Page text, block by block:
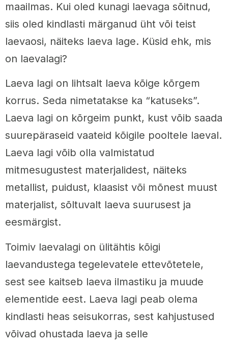
maailmas. Kui oled kunagi laevaga sõitnud,
siis oled kindlasti märganud üht või teist
laevaosi, näiteks laeva lage. Küsid ehk, mis
on laevalagi?
Laeva lagi on lihtsalt laeva kõige kõrgem
korrus. Seda nimetatakse ka “katuseks”.
Laeva lagi on kõrgeim punkt, kust võib saada
suurepäraseid vaateid kõigile pooltele laeval.
Laeva lagi võib olla valmistatud
mitmesugustest materjalidest, näiteks
metallist, puidust, klaasist või mõnest muust
materjalist, sõltuvalt laeva suurusest ja
eesmärgist.
Toimiv laevalagi on ülitähtis kõigi
laevandustega tegelevatele ettevõtetele,
sest see kaitseb laeva ilmastiku ja muude
elementide eest. Laeva lagi peab olema
kindlasti heas seisukorras, sest kahjustused
võivad ohustada laeva ja selle